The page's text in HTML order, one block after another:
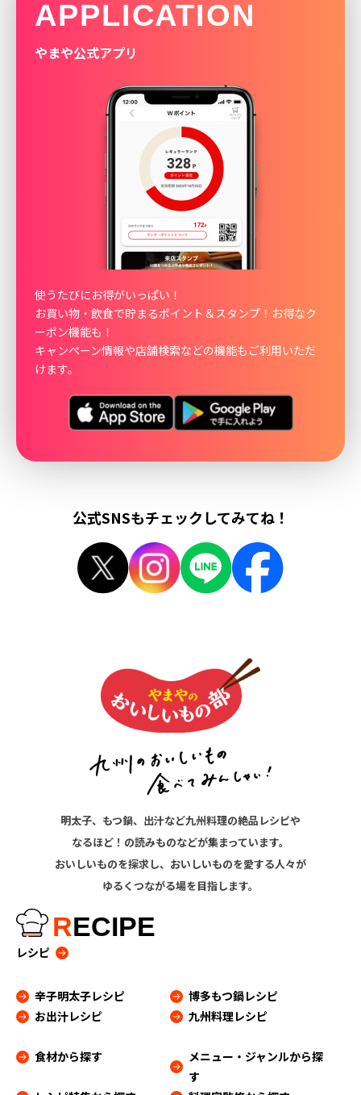
APPLICATION
やまや公式アプリ
使うたびにお得がいっぱい！
お買い物・飲食で貯まるポイント＆スタンプ！お得なク
ーポン機能も！
キャンペーン情報や店舗検索などの機能もご利用いただ
けます。
公式SNSもチェックしてみてね！
明太子、もつ鍋、出汁など九州料理の絶品レシピや
なるほど！の読みものなどが集まっています。
おいしいものを探求し、おいしいものを愛する人々が
ゆるくつながる場を目指します。
RECIPE
レシピ
辛子明太子レシピ
博多もつ鍋レシピ
お出汁レシピ
九州料理レシピ
食材から探す
メニュー・ジャンルから探
す